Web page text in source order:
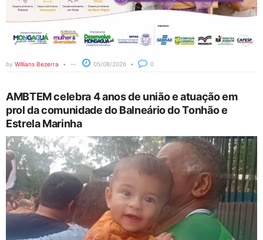
by Willians Bezerra 05/08/2026 0
AMBTEM celebra 4 anos de união e atuação em
prol da comunidade do Balneário do Tonhão e
Estrela Marinha